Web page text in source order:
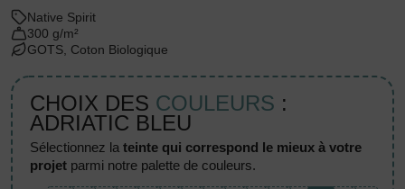
Native Spirit
300 g/m²
GOTS, Coton Biologique
CHOIX DES COULEURS :
ADRIATIC BLEU
sélectionnez lateinte qui correspond le mieux à votre
projet parmi notre palette de couleurs.